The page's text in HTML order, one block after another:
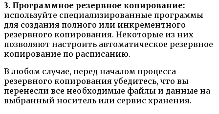
3. Программное резервное копирование:
используйте специализированные программы
для создания полного или инкрементного
резервного копирования. Некоторые из них
позволяют настроить автоматическое резервное
копирование по расписанию.
В любом случае, перед началом процесса
резервного копирования убедитесь, что вы
перенесли все необходимые файлы и данные на
выбранный носитель или сервис хранения.